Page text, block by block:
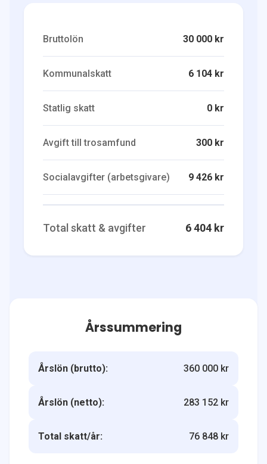
Bruttolön 30 000 kr
Kommunalskatt 6 104 kr
Statlig skatt 0 kr
Avgift till trosamfund 300 kr
Socialavgifter (arbetsgivare) 9 426 kr
Total skatt & avgifter 6 404 kr
Årssummering
Årslön (brutto): 360 000 kr
Årslön (netto): 283 152 kr
Total skatt/år: 76 848 kr